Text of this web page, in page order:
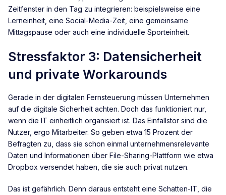
Zeitfenster in den Tag zu integrieren: beispielsweise eine
Lerneinheit, eine Social-Media-Zeit, eine gemeinsame
Mittagspause oder auch eine individuelle Sporteinheit.
Stressfaktor 3: Datensicherheit
und private Workarounds
Gerade in der digitalen Fernsteuerung müssen Unternehmen
auf die digitale Sicherheit achten. Doch das funktioniert nur,
wenn die IT einheitlich organisiert ist. Das Einfallstor sind die
Nutzer, ergo Mitarbeiter. So geben etwa 15 Prozent der
Befragten zu, dass sie schon einmal unternehmensrelevante
Daten und Informationen über File-Sharing-Plattform wie etwa
Dropbox versendet haben, die sie auch privat nutzen.
Das ist gefährlich. Denn daraus entsteht eine Schatten-IT, die